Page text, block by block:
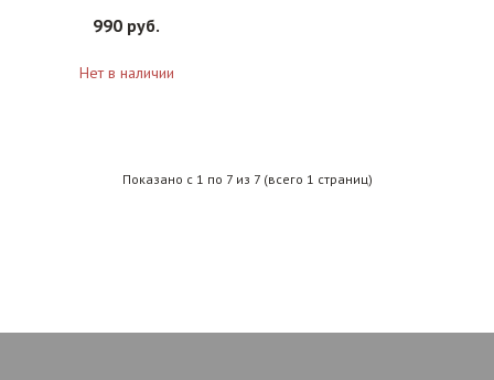
990 руб.
Нет в наличии
Показано с 1 по 7 из 7 (всего 1 страниц)